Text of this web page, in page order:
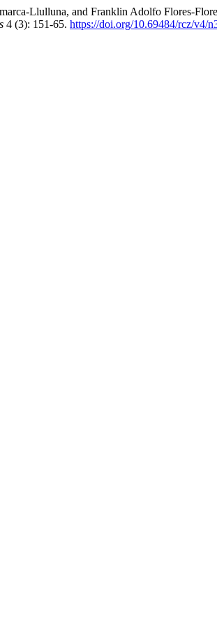
Llulluna, and Franklin Adolfo Flores-
4 (3): 151-65. https://doi.org/10.69484/rcz/v4/